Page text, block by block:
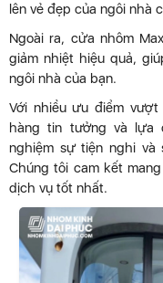
lên vẻ đẹp của ngôi nhà
Ngoài ra, cửa nhôm
giảm nhiệt hiệu quả,
ngôi nhà của bạn.
Với nhiều ưu điểm
hàng tin tưởng và lựa
nghiệm sự tiện nghi và
Chúng tôi cam kết
dịch vụ tốt nhất.